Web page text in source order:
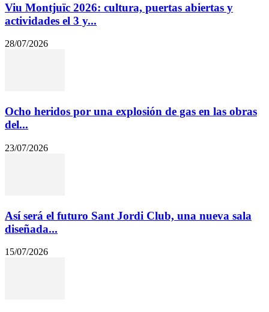
Viu Montjuïc 2026: cultura, puertas abiertas y
actividades el 3 y...
28/07/2026
Ocho heridos por una explosión de gas en las obras
del...
23/07/2026
Así será el futuro Sant Jordi Club, una nueva sala
diseñada...
15/07/2026